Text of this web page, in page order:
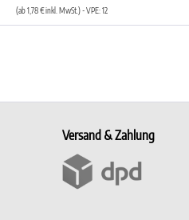
(ab 1,78 € inkl. MwSt.) - VPE: 12
Versand & Zahlung